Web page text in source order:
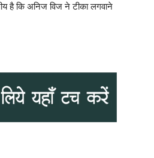
है कि अनिज विज ने टीका लगवाने